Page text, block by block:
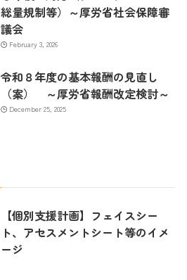
総量規制等）～厚労省社会保障審
議会
February 3, 2026
令和８年度の基本報酬の見直し
（案） ～厚労省報酬改定検討～
December 25, 2025
【個別支援計画】フェイスシー
ト、アセスメントシート等のイメ
ージ